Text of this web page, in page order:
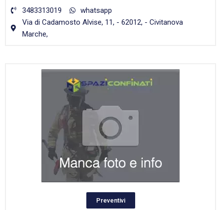
3483313019
whatsapp
Via di Cadamosto Alvise, 11, - 62012, - Civitanova
Marche,
Preventivi